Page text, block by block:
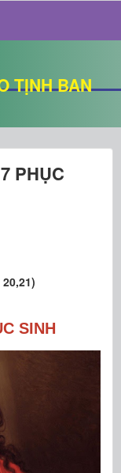
TỊNH BAN
PHỤC
SINH